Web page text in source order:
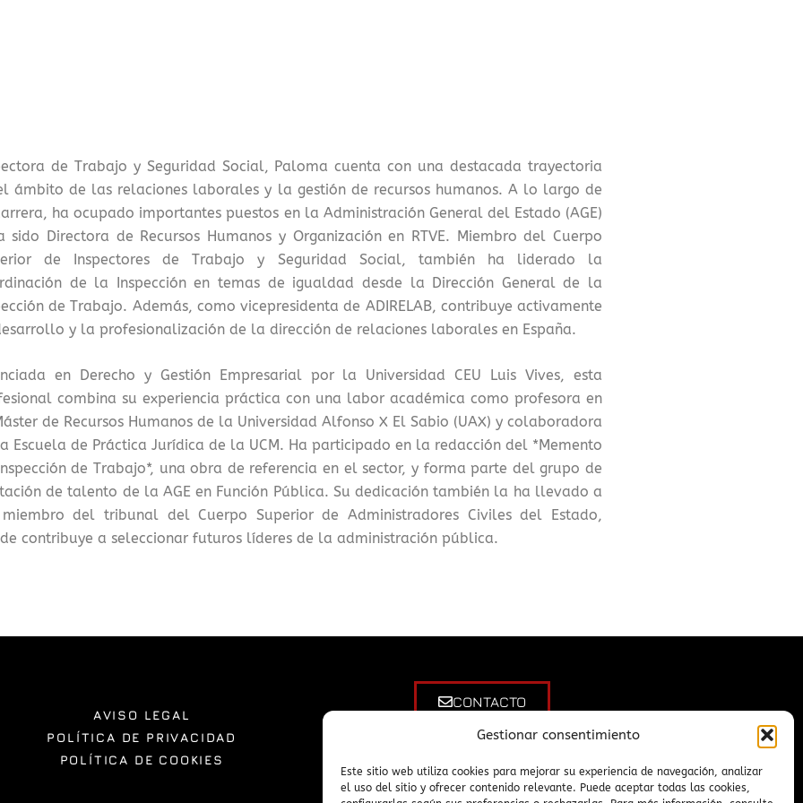
Gestionar consentimiento
Este sitio web utiliza cookies para mejorar su experiencia de navegación, analizar
el uso del sitio y ofrecer contenido relevante. Puede aceptar todas las cookies,
de Trabajo y Seguridad Social, Paloma cuenta con una destacada trayectoria
ámbito de las relaciones laborales y la gestión de recursos humanos. A lo largo de
ha ocupado importantes puestos en la Administración General del Estado (AGE)
sido Directora de Recursos Humanos y Organización en RTVE. Miembro del Cuerpo
de Inspectores de Trabajo y Seguridad Social, también ha liderado la
de la Inspección en temas de igualdad desde la Dirección General de la
de Trabajo. Además, como vicepresidenta de ADIRELAB, contribuye activamente
y la profesionalización de la dirección de relaciones laborales en España.
en Derecho y Gestión Empresarial por la Universidad CEU Luis Vives, esta
combina su experiencia práctica con una labor académica como profesora en
de Recursos Humanos de la Universidad Alfonso X El Sabio (UAX) y colaboradora
Escuela de Práctica Jurídica de la UCM. Ha participado en la redacción del *Memento
de Trabajo*, una obra de referencia en el sector, y forma parte del grupo de
de talento de la AGE en Función Pública. Su dedicación también la ha llevado a
del tribunal del Cuerpo Superior de Administradores Civiles del Estado,
contribuye a seleccionar futuros líderes de la administración pública.
AVISO LEGAL
POLÍTICA DE PRIVACIDAD
POLÍTICA DE COOKIES
CONTACTO